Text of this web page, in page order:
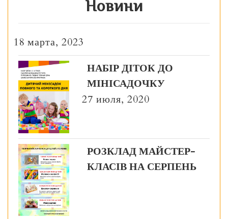
Новини
18 марта, 2023
НАБІР ДІТОК ДО
МІНІСАДОЧКУ
27 июля, 2020
РОЗКЛАД МАЙСТЕР-
КЛАСІВ НА СЕРПЕНЬ